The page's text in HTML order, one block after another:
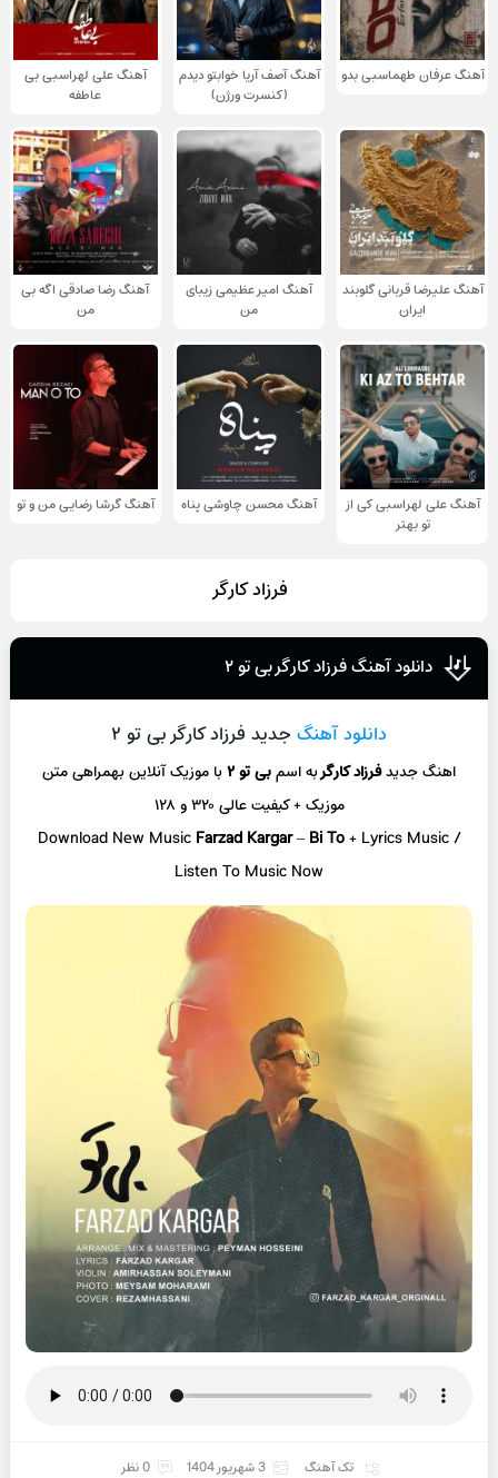
آهنگ عرفان طهماسبی بدو
آهنگ آصف آریا خوابتو دیدم
(کنسرت ورژن)
آهنگ علی لهراسبی بی
عاطفه
آهنگ علیرضا قربانی گلوبند
ایران
آهنگ امیر عظیمی زیبای
من
آهنگ رضا صادقی اگه بی
من
آهنگ علی لهراسبی کی از
تو ‌بهتر
آهنگ محسن چاوشی پناه آهنگ گرشا رضایی من و تو
فرزاد کارگر
دانلود آهنگ فرزاد کارگر بی تو ۲
دانلود آهنگ جدید فرزاد کارگر بی تو ۲
اهنگ جدیدفرزاد کارگربه اسمبی تو ۲ با موزیک آنلاینبهمراهی متن
موزیک + کیفیت عالی ۳۲۰ و ۱۲۸
Download New Music Farzad Kargar–Bi To+ Lyrics Music /
Listen To Music Now
تک آهنگ 3 شهریور 1404 0 نظر